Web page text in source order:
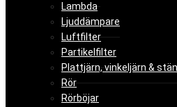
Lambda
Ljuddämpare
Luftfilter
Partikelfilter
Plattjärn, vinkeljärn &
Rör
Rörböjar